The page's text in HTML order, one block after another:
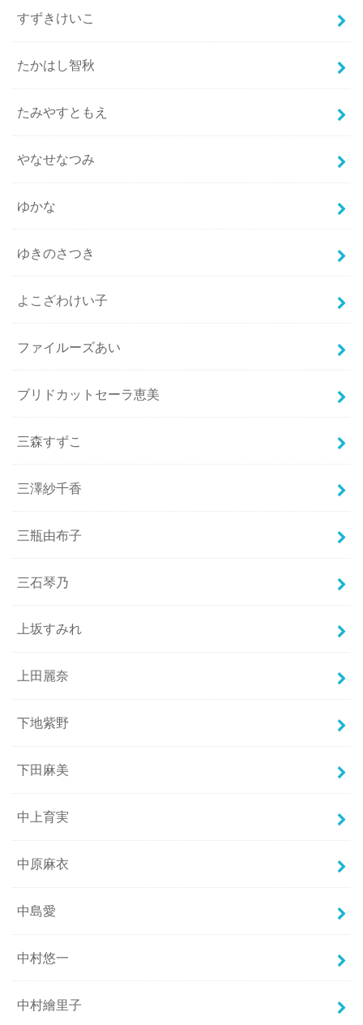
すずきけいこ
たかはし智秋
たみやすともえ
やなせなつみ
ゆかな
ゆきのさつき
よこざわけい子
ファイルーズあい
ブリドカットセーラ恵美
三森すずこ
三澤紗千香
三瓶由布子
三石琴乃
上坂すみれ
上田麗奈
下地紫野
下田麻美
中上育実
中原麻衣
中島愛
中村悠一
中村繪里子